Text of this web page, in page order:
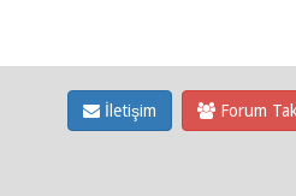
İletişim Forum